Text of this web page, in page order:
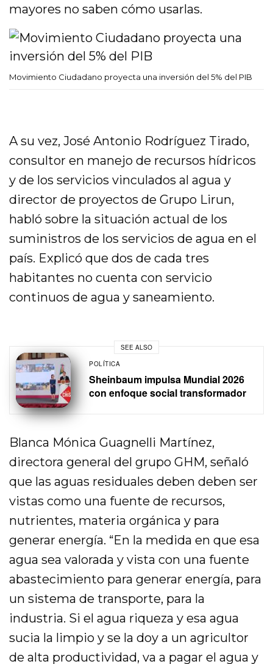
mayores no saben cómo usarlas.
Movimiento Ciudadano proyecta una inversión del 5% del PIB
A su vez, José Antonio Rodríguez Tirado,
consultor en manejo de recursos hídricos
y de los servicios vinculados al agua y
director de proyectos de Grupo Lirun,
habló sobre la situación actual de los
suministros de los servicios de agua en el
país. Explicó que dos de cada tres
habitantes no cuenta con servicio
continuos de agua y saneamiento.
SEE ALSO
POLÍTICA
Sheinbaum impulsa Mundial 2026
con enfoque social transformador
Blanca Mónica Guagnelli Martínez,
directora general del grupo GHM, señaló
que las aguas residuales deben deben ser
vistas como una fuente de recursos,
nutrientes, materia orgánica y para
generar energía. “En la medida en que esa
agua sea valorada y vista con una fuente
abastecimiento para generar energía, para
un sistema de transporte, para la
industria. Si el agua riqueza y esa agua
sucia la limpio y se la doy a un agricultor
de alta productividad, va a pagar el agua y